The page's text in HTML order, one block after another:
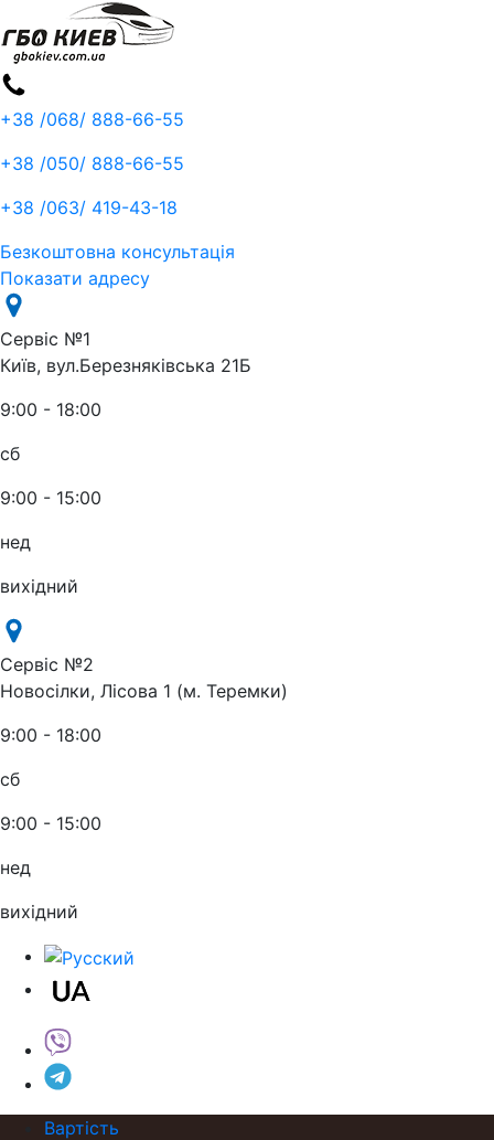
+38 /068/ 888-66-55
+38 /050/ 888-66-55
+38 /063/ 419-43-18
Безкоштовна консультація
Показати адресу
Сервіс №1
Київ, вул.Березняківська 21Б
9:00 - 18:00
сб
9:00 - 15:00
нед
вихідний
Сервіс №2
Новосілки, Лісова 1 (м. Теремки)
9:00 - 18:00
сб
9:00 - 15:00
нед
вихідний
Вартість